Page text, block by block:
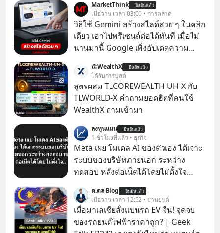
MarketThink ยืนยันแล้ว
เมื่อวาน เวลา 03:00 • การตลาด
วิธีใช้ Gemini สร้างสไลด์สวย ๆ ในคลิก
เดียว เอาไปพรีเซนต์ต่อได้ทันที เมื่อไม่
นานมานี้ Google เพิ่งอัปเดตความ
สามารถใช้ Gemini ช่วยสร้างสไลด์นำ
เสนอแบบสวย ๆ ได้ในคลิกเดียว ไม่ต้อง
เสียเวลาทำเองอีกต่อไป
WealthX ยืนยันแล้ว
ได้รับการบูสต์
สูตรผสม TLCOREWEALTH-UH-X กับ
TLWORLD-X คำถามยอดฮิตที่คนใช้
WealthX ถามเข้ามา
ลงทุนแมน ยืนยันแล้ว
1 ชั่วโมงที่แล้ว • ธุรกิจ
Meta เผย โมเดล AI ของตัวเอง ได้เจาะ
ระบบของบริษัทภายนอก ระหว่าง
ทดสอบ หลังต่อเน็ตได้โดยไม่ตั้งใจ
ในโมเดล AI ของบริษัท สามารถเชื่อม
ต่ออินเทอร์เน็ต และเจาะเข้าระบบของ
บริการภายนอกรายหนึ่งได้ ระหว่างการ
ทดสอบความปลอดภัยไซเบอร์
ด.ดล Blog ยืนยันแล้ว
เมื่อวาน เวลา 12:52 • ยานยนต์
เมื่อมาเลเซียสั่งแบนรถ EV จีน! จุดจบ
ของรถยนต์ไฟฟ้าราคาถูก? | Geek